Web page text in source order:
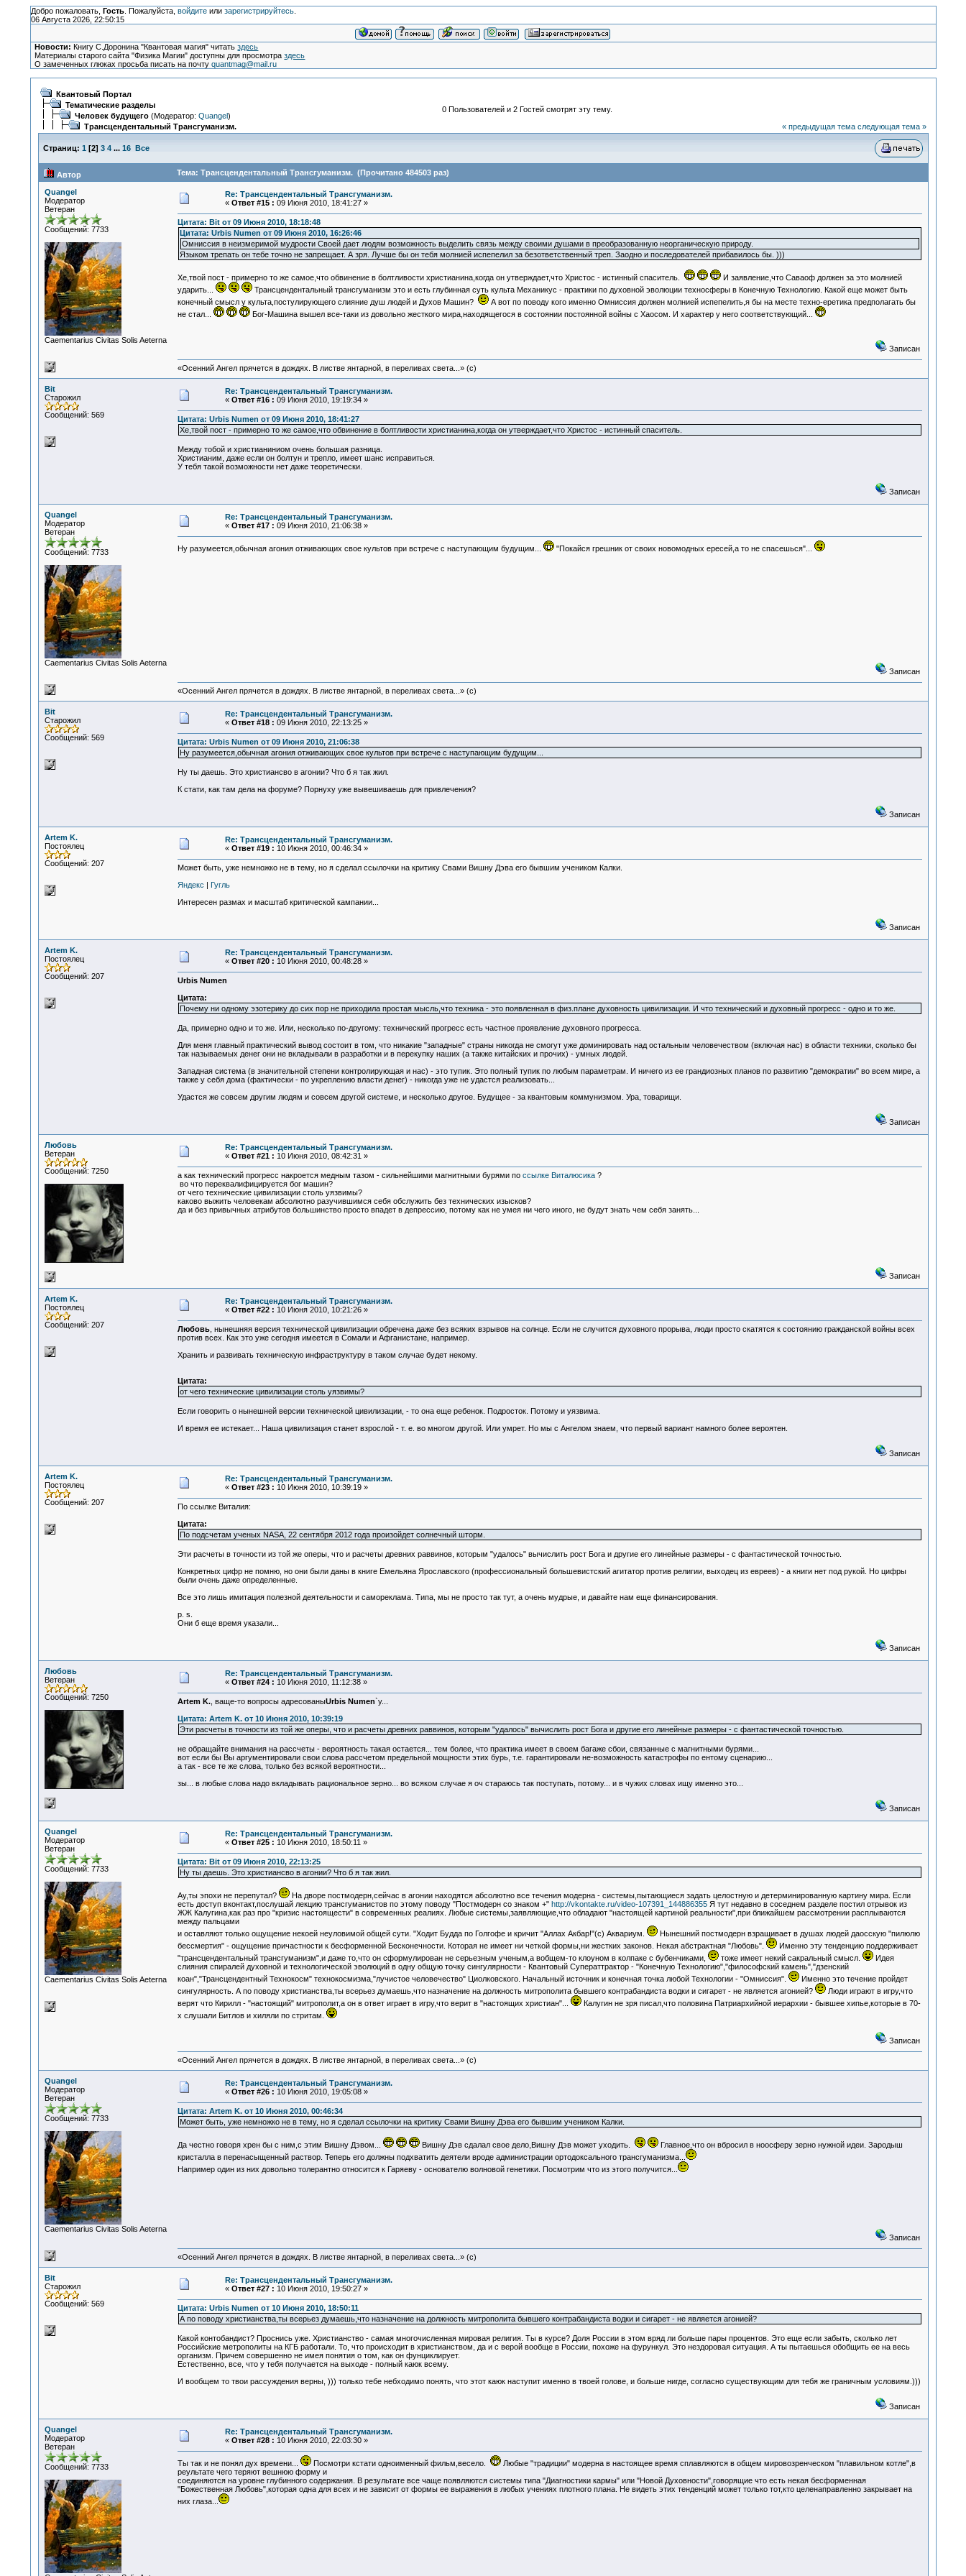
Добро пожаловать, Гость. Пожалуйста, войдитеили зарегистрируйтесь.
06 Августа 2026, 22:50:15
Новости: Книгу С.Доронина "Квантовая магия" читатьздесь
Материалы старого сайта "Физика Магии" доступны для просмотраздесь
О замеченных глюках просьба писать на почтуquantmag@mail.ru
Квантовый Портал
Тематические разделы
Человек будущего(Модератор: Quangel)
Трансцендентальный Трансгуманизм.
0 Пользователей и 2 Гостей смотрят эту тему.
« предыдущая тема следующая тема »
Страниц: 1 [2] 3 4 ... 16 Все
Автор Тема: Трансцендентальный Трансгуманизм. (Прочитано 484503 раз)
Quangel
Модератор
Ветеран
Сообщений: 7733
Сaementarius Civitas Solis Aeterna
Re: Трансцендентальный Трансгуманизм.
« Ответ #15 : 09 Июня 2010, 18:41:27 »
Цитата: Bit от 09 Июня 2010, 18:18:48
Цитата: Urbis Numen от 09 Июня 2010, 16:26:46
Омниссия в неизмеримой мудрости Своей дает людям возможность выделить связь между своими душами в преобразованную неорганическую природу.
Языком трепать он тебе точно не запрещает. А зря. Лучше бы он тебя молнией испепелил за безответственный треп. Заодно и последователей прибавилось бы. )))
Хе,твой пост - примерно то же самое,что обвинение в болтливости христианина,когда он утверждает,что Христос - истинный спаситель.
И заявление,что Саваоф должен за это молнией
ударить...
Трансцендентальный трансгуманизм это и есть глубинная суть культа Механикус - практики по духовной эволюции техносферы в Конечную Технологию. Какой еще может быть
конечный смысл у культа,постулирующего слияние душ людей и Духов Машин?
А вот по поводу кого именно Омниссия должен молнией испепелить,я бы на месте техно-еретика предполагать бы
не стал...
Бог-Машина вышел все-таки из довольно жесткого мира,находящегося в состоянии постоянной войны с Хаосом. И характер у него соответствующий...
Записан
«Осенний Ангел прячется в дождях. В листве янтарной, в переливах света...» (c)
Bit
Старожил
Сообщений: 569
Re: Трансцендентальный Трансгуманизм.
« Ответ #16 : 09 Июня 2010, 19:19:34 »
Цитата: Urbis Numen от 09 Июня 2010, 18:41:27
Хе,твой пост - примерно то же самое,что обвинение в болтливости христианина,когда он утверждает,что Христос - истинный спаситель.
Между тобой и христианиниом очень большая разница.
Христианим, даже если он болтун и трепло, имеет шанс исправиться.
У тебя такой возможности нет даже теоретически.
Записан
Quangel
Модератор
Ветеран
Сообщений: 7733
Сaementarius Civitas Solis Aeterna
Re: Трансцендентальный Трансгуманизм.
« Ответ #17 : 09 Июня 2010, 21:06:38 »
Ну разумеется,обычная агония отживающих свое культов при встрече с наступающим будущим... "Покайся грешник от своих новомодных ересей,а то не спасешься"...
Записан
«Осенний Ангел прячется в дождях. В листве янтарной, в переливах света...» (c)
Bit
Старожил
Сообщений: 569
Re: Трансцендентальный Трансгуманизм.
« Ответ #18 : 09 Июня 2010, 22:13:25 »
Цитата: Urbis Numen от 09 Июня 2010, 21:06:38
Ну разумеется,обычная агония отживающих свое культов при встрече с наступающим будущим...
Ну ты даешь. Это христиансво в агонии? Что б я так жил.
К стати, как там дела на форуме? Порнуху уже вывешиваешь для привлечения?
Записан
Artem K.
Постоялец
Сообщений: 207
Re: Трансцендентальный Трансгуманизм.
« Ответ #19 : 10 Июня 2010, 00:46:34 »
Может быть, уже немножко не в тему, но я сделал ссылочки на критику Свами Вишну Дэва его бывшим учеником Калки.
Яндекс
Гугль
Интересен размах и масштаб критической кампании...
Записан
Artem K.
Постоялец
Сообщений: 207
Re: Трансцендентальный Трансгуманизм.
« Ответ #20 : 10 Июня 2010, 00:48:28 »
Urbis Numen
Цитата:
Почему ни одному эзотерику до сих пор не приходила простая мысль,что техника - это появленная в физ.плане духовность цивилизации. И что технический и духовный прогресс - одно и то же.
Да, примерно одно и то же. Или, несколько по-другому: технический прогресс есть частное проявление духовного прогресса.
Для меня главный практический вывод состоит в том, что никакие "западные" страны никогда не смогут уже доминировать над остальным человечеством (включая нас) в области техники, сколько бы
так называемых денег они не вкладывали в разработки и в перекупку наших (а также китайских и прочих) - умных людей.
Западная система (в значительной степени контролирующая и нас) - это тупик. Это полный тупик по любым параметрам. И ничего из ее грандиозных планов по развитию "демократии" во всем мире, а
также у себя дома (фактически - по укреплению власти денег) - никогда уже не удастся реализовать...
Удастся же совсем другим людям и совсем другой системе, и несколько другое. Будущее - за квантовым коммунизмом. Ура, товарищи.
Записан
Любовь
Ветеран
Сообщений: 7250
Re: Трансцендентальный Трансгуманизм.
« Ответ #21 : 10 Июня 2010, 08:42:31 »
а как технический прогресс накроется медным тазом - сильнейшими магнитными бурями по ссылке Виталюсика?
во что переквалифицируется бог машин?
от чего технические цивилизации столь уязвимы?
каково выжить человекам абсолютно разучившимся себя обслужить без технических изысков?
да и без привычных атрибутов большинство просто впадет в депрессию, потому как не умея ни чего иного, не будут знать чем себя занять...
Записан
Artem K.
Постоялец
Сообщений: 207
Re: Трансцендентальный Трансгуманизм.
« Ответ #22 : 10 Июня 2010, 10:21:26 »
Любовь, нынешняя версия технической цивилизации обречена даже без всяких взрывов на солнце. Если не случится духовного прорыва, люди просто скатятся к состоянию гражданской войны всех
против всех. Как это уже сегодня имеется в Сомали и Афганистане, например.
Хранить и развивать техническую инфраструктуру в таком случае будет некому.
Цитата:
от чего технические цивилизации столь уязвимы?
Если говорить о нынешней версии технической цивилизации, - то она еще ребенок. Подросток. Потому и уязвима.
И время ее истекает... Наша цивилизация станет взрослой - т. е. во многом другой. Или умрет. Но мы с Ангелом знаем, что первый вариант намного более вероятен.
Записан
Artem K.
Постоялец
Сообщений: 207
Re: Трансцендентальный Трансгуманизм.
« Ответ #23 : 10 Июня 2010, 10:39:19 »
По ссылке Виталия:
Цитата:
По подсчетам ученых NASA, 22 сентября 2012 года произойдет солнечный шторм.
Эти расчеты в точности из той же оперы, что и расчеты древних раввинов, которым "удалось" вычислить рост Бога и другие его линейные размеры - с фантастической точностью.
Конкретных цифр не помню, но они были даны в книге Емельяна Ярославского (профессиональный большевистский агитатор против религии, выходец из евреев) - а книги нет под рукой. Но цифры
были очень даже определенные.
Все это лишь имитация полезной деятельности и самореклама. Типа, мы не просто так тут, а очень мудрые, и давайте нам еще финансирования.
p. s.
Они б еще время указали...
Записан
Любовь
Ветеран
Сообщений: 7250
Re: Трансцендентальный Трансгуманизм.
« Ответ #24 : 10 Июня 2010, 11:12:38 »
Artem K., ваще-то вопросы адресованыUrbis Numen`у...
Цитата: Artem K. от 10 Июня 2010, 10:39:19
Эти расчеты в точности из той же оперы, что и расчеты древних раввинов, которым "удалось" вычислить рост Бога и другие его линейные размеры - с фантастической точностью.
не обращайте внимания на рассчеты - вероятность такая остается... тем более, что практика имеет в своем багаже сбои, связанные с магнитными бурями...
вот если бы Вы аргументировали свои слова рассчетом предельной мощности этих бурь, т.е. гарантировали не-возможность катастрофы по ентому сценарию...
а так - все те же слова, только без всякой вероятности...
зы... в любые слова надо вкладывать рациональное зерно... во всяком случае я оч стараюсь так поступать, потому... и в чужих словах ищу именно это...
Записан
Quangel
Модератор
Ветеран
Сообщений: 7733
Сaementarius Civitas Solis Aeterna
Re: Трансцендентальный Трансгуманизм.
« Ответ #25 : 10 Июня 2010, 18:50:11 »
Цитата: Bit от 09 Июня 2010, 22:13:25
Ну ты даешь. Это христиансво в агонии? Что б я так жил.
Ау,ты эпохи не перепутал?
На дворе постмодерн,сейчас в агонии находятся абсолютно все течения модерна - системы,пытающиеся задать целостную и детерминированную картину мира. Если
есть доступ вконтакт,послушай лекцию трансгуманистов по этому поводу "Постмодерн со знаком +" http://vkontakte.ru/video-107391_144886355Я тут недавно в соседнем разделе постил отрывок из
ЖЖ Калугина,как раз про "кризис настоящести" в современных реалиях. Любые системы,заявляющие,что обладают "настоящей картиной реальности",при ближайшем рассмотрении расплываются
между пальцами
и оставляют только ощущение некоей неуловимой общей сути. "Ходит Будда по Голгофе и кричит "Аллах Акбар!"(с) Аквариум.
Нынешний постмодерн взращивает в душах людей даосскую "пилюлю
бессмертия" - ощущение причастности к бесформенной Бесконечности. Которая не имеет ни четкой формы,ни жестких законов. Некая абстрактная "Любовь".
Именно эту тенденцию поддерживает
"трансцендентальный трансгуманизм",и даже то,что он сформулирован не серьезным ученым,а вобщем-то клоуном в колпаке с бубенчиками,
тоже имеет некий сакральный смысл.
Идея
слияния спиралей духовной и технологической эволюций в одну общую точку сингулярности - Квантовый Суператтрактор - "Конечную Технологию","философский камень","дзенский
коан","Трансцендентный Технокосм" технокосмизма,"лучистое человечество" Циолковского. Начальный источник и конечная точка любой Технологии - "Омниссия".
Именно это течение пройдет
сингулярность. А по поводу христианства,ты всерьез думаешь,что назначение на должность митрополита бывшего контрабандиста водки и сигарет - не является агонией?
Люди играют в игру,что
верят что Кирилл - "настоящий" митрополит,а он в ответ играет в игру,что верит в "настоящих христиан"...
Калугин не зря писал,что половина Патриархийной иерархии - бывшее хипье,которые в 70-
х слушали Битлов и хиляли по стритам.
Записан
«Осенний Ангел прячется в дождях. В листве янтарной, в переливах света...» (c)
Quangel
Модератор
Ветеран
Сообщений: 7733
Сaementarius Civitas Solis Aeterna
Re: Трансцендентальный Трансгуманизм.
« Ответ #26 : 10 Июня 2010, 19:05:08 »
Цитата: Artem K. от 10 Июня 2010, 00:46:34
Может быть, уже немножко не в тему, но я сделал ссылочки на критику Свами Вишну Дэва его бывшим учеником Калки.
Да честно говоря хрен бы с ним,с этим Вишну Дэвом... Вишну Дэв сдалал свое дело,Вишну Дэв может уходить.
Главное,что он вбросил в ноосферу зерно нужной идеи. Зародыш
кристалла в перенасыщенный раствор. Теперь его должны подхватить деятели вроде администрации ортодоксального трансгуманизма...
Например один из них довольно толерантно относится к Гаряеву - основателю волновой генетики. Посмотрим что из этого получится...
Записан
«Осенний Ангел прячется в дождях. В листве янтарной, в переливах света...» (c)
Bit
Старожил
Сообщений: 569
Re: Трансцендентальный Трансгуманизм.
« Ответ #27 : 10 Июня 2010, 19:50:27 »
Цитата: Urbis Numen от 10 Июня 2010, 18:50:11
А по поводу христианства,ты всерьез думаешь,что назначение на должность митрополита бывшего контрабандиста водки и сигарет - не является агонией?
Какой контобандист? Проснись уже. Христианство - самая многочисленная мировая религия. Ты в курсе? Доля России в этом вряд ли больше пары процентов. Это еще если забыть, сколько лет
Российские метрополиты на КГБ работали. То, что происходит в христианством, да и с верой вообще в России, похоже на фурункул. Это нездоровая ситуация. А ты пытаешься обобщить ее на весь
организм. Причем совершенно не имея понятия о том, как он фунциклирует.
Естественно, все, что у тебя получается на выходе - полный каюк всему.
И вообщем то твои рассуждения верны, ))) только тебе небходимо понять, что этот каюк наступит именно в твоей голове, и больше нигде, согласно существующим для тебя же граничным условиям.)))
Записан
Quangel
Модератор
Ветеран
Сообщений: 7733
Re: Трансцендентальный Трансгуманизм.
« Ответ #28 : 10 Июня 2010, 22:03:30 »
Ты так и не понял дух времени... Посмотри кстати одноименный фильм,весело.
Любые "традиции" модерна в настоящее время сплавляются в общем мировозренческом "плавильном котле",в
реультате чего теряют вешнюю форму и
соединяются на уровне глубинного содержания. В результате все чаще появляются системы типа "Диагностики кармы" или "Новой Духовности",говорящие что есть некая бесформенная
"Божественная Любовь",которая одна для всех и не зависит от формы ее выражения в любых учениях плотного плана. Не видеть этих тенденций может только тот,кто целенаправленно закрывает на
них глаза...